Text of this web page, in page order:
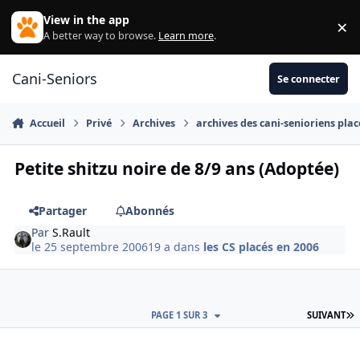
Aller au contenu
View in the app
A better way to browse. Learn more. ×
Cani-Seniors Se connecter
Accueil Privé Archives archives des cani-senioriens
Petite shitzu noire de 8/9 ans (Adoptée)
Partager
Abonnés
ParS.Rault
le 25 septembre 200619 a dans les CS placés en 2006
SUIVANT
PAGE 1 SUR 3